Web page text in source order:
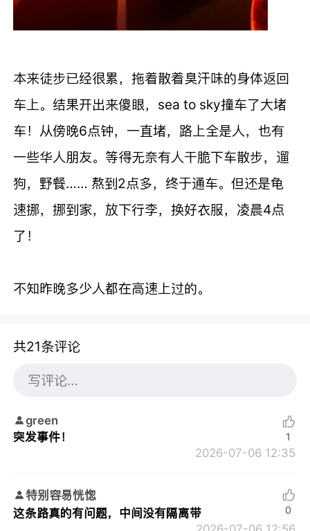
本来徒步已经很累，拖着散着臭汗味的身体返回
车上。结果开出来傻眼，sea to sky撞车了大堵
车！从傍晚6点钟，一直堵，路上全是人，也有
一些华人朋友。等得无奈有人干脆下车散步，遛
狗，野餐…… 熬到2点多，终于通车。但还是龟
速挪，挪到家，放下行李，换好衣服，凌晨4点
了！
不知昨晚多少人都在高速上过的。
共21条评论
green
突发事件！
2026-07-06 12:35
1
特别容易恍惚
这条路真的有问题，中间没有隔离带
0